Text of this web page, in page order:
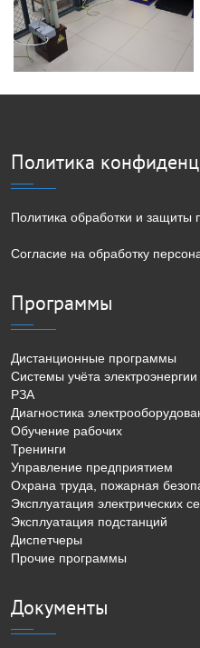
Политика
Политика обработки и защиты
Согласие на обработку
Программы
Дистанционные программы
Системы учёта электроэнергии
РЗА
Диагностика
Обучение рабочих
Тренинги
Управление предприятием
Охрана труда, пожарная
Эксплуатация электрических
Эксплуатация подстанций
Диспетчеры
Прочие программы
Документы